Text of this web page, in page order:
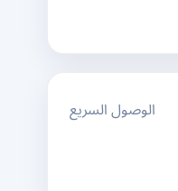
الوصول السريع